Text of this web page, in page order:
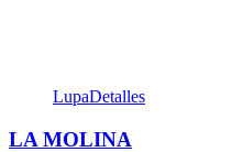
LupaDetalles
LA MOLINA